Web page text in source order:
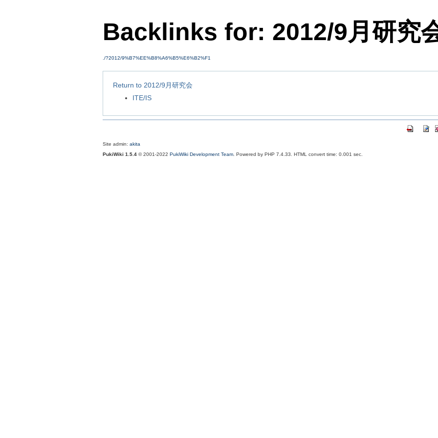
Backlinks for: 2012/9月研究
./?2012/9%B7%EE%B8%A6%B5%E6%B2%F1
Return to 2012/9月研究会
ITE/IS
Site admin: akita
PukiWiki 1.5.4 © 2001-2022 PukiWiki Development Team . Powered by PHP 7.4.33. HTML convert time: 0.001 sec.